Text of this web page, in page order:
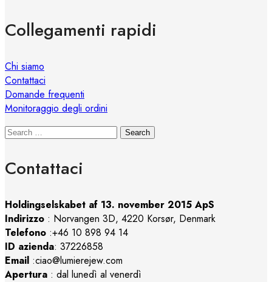
Collegamenti rapidi
Chi siamo
Contattaci
Domande frequenti
Monitoraggio degli ordini
Search
Contattaci
Holdingselskabet af 13. november 2015 ApS
Indirizzo : Norvangen 3D, 4220 Korsør, Denmark
Telefono :+46 10 898 94 14
ID azienda: 37226858
Email :ciao@lumierejew.com
Apertura : dal lunedì al venerdì